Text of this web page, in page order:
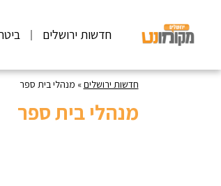
חדשות ירושלים
חדשות ירושלים» מנהלי בית ספר
מנהלי בית ספר